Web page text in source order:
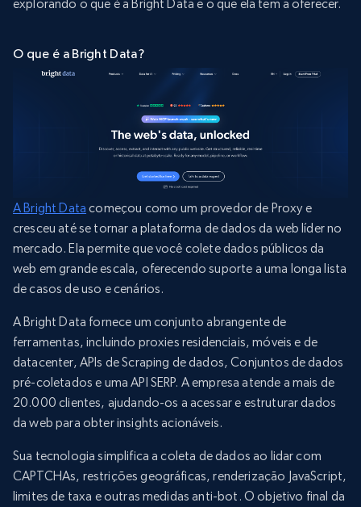
explorando o que é a Bright Data e o que ela tem a oferecer.
O que é a Bright Data?
A Bright Data começou como um provedor de Proxy e
cresceu até se tornar a plataforma de dados da web líder no
mercado. Ela permite que você colete dados públicos da
web em grande escala, oferecendo suporte a uma longa lista
de casos de uso e cenários.
A Bright Data fornece um conjunto abrangente de
ferramentas, incluindo proxies residenciais, móveis e de
datacenter, APIs de Scraping de dados, Conjuntos de dados
pré-coletados e uma API SERP. A empresa atende a mais de
20.000 clientes, ajudando-os a acessar e estruturar dados
da web para obter insights acionáveis.
Sua tecnologia simplifica a coleta de dados ao lidar com
CAPTCHAs, restrições geográficas, renderização JavaScript,
limites de taxa e outras medidas anti-bot. O objetivo final da